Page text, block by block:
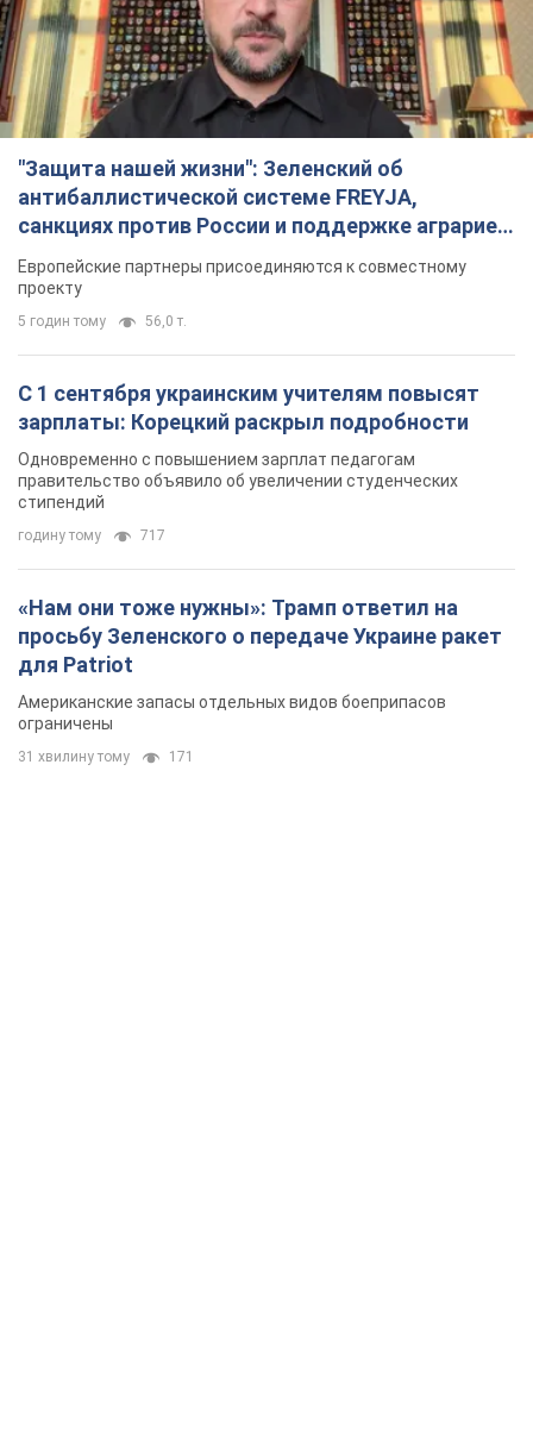
"Защита нашей жизни": Зеленский об
антибаллистической системе FREYJA,
санкциях против России и поддержке аграриев.
Видео
Европейские партнеры присоединяются к совместному
проекту
5 годин тому 56,0 т.
С 1 сентября украинским учителям повысят
зарплаты: Корецкий раскрыл подробности
Одновременно с повышением зарплат педагогам
правительство объявило об увеличении студенческих
стипендий
годину тому 717
«Нам они тоже нужны»: Трамп ответил на
просьбу Зеленского о передаче Украине ракет
для Patriot
Американские запасы отдельных видов боеприпасов
ограничены
31 хвилину тому 171